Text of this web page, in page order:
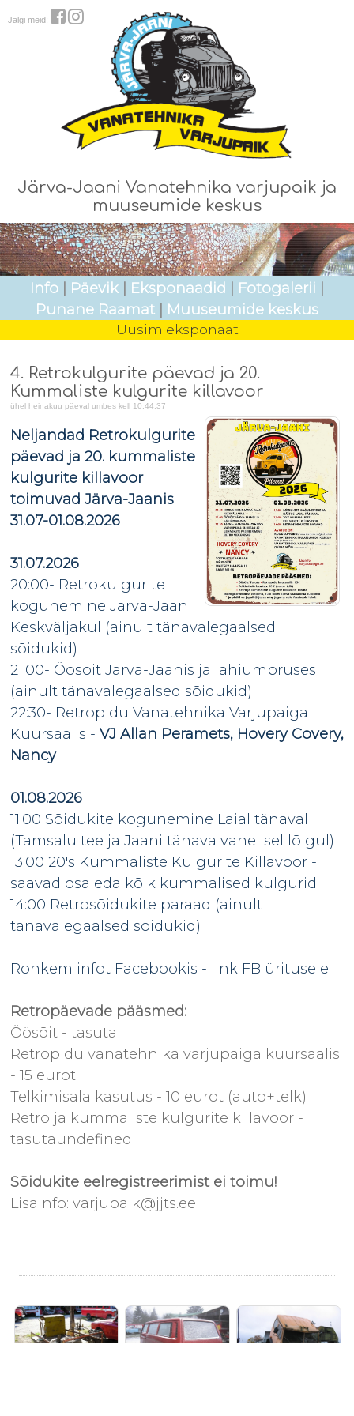
Jälgi meid:
Järva-Jaani Vanatehnika varjupaik ja
muuseumide keskus
Info Päevik Eksponaadid Fotogalerii
Punane Raamat
Muuseumide keskus
Uusim eksponaat
4. Retrokulgurite päevad ja 20.
Kummaliste kulgurite killavoor
ühel heinakuu päeval umbes kell 10:44:37
Neljandad Retrokulgurite
päevad ja 20. kummaliste
kulgurite killavoor
toimuvad Järva-Jaanis
31.07-01.08.2026
31.07.2026
20:00- Retrokulgurite
kogunemine Järva-Jaani
Keskväljakul (ainult tänavalegaalsed
sõidukid)
21:00- Öösõit Järva-Jaanis ja lähiümbruses
(ainult tänavalegaalsed sõidukid)
22:30- Retropidu Vanatehnika Varjupaiga
Kuursaalis - VJ Allan Peramets, Hovery Covery,
Nancy
01.08.2026
11:00 Sõidukite kogunemine Laial tänaval
(Tamsalu tee ja Jaani tänava vahelisel lõigul)
13:00 20's Kummaliste Kulgurite Killavoor -
saavad osaleda kõik kummalised kulgurid.
14:00 Retrosõidukite paraad (ainult
tänavalegaalsed sõidukid)
Rohkem infot Facebookis - link FB üritusele
Retropäevade pääsmed:
Öösõit - tasuta
Retropidu vanatehnika varjupaiga kuursaalis
- 15 eurot
Telkimisala kasutus - 10 eurot (auto+telk)
Retro ja kummaliste kulgurite killavoor -
tasutaundefined
Sõidukite eelregistreerimist ei toimu!
Lisainfo: varjupaik@jjts.ee